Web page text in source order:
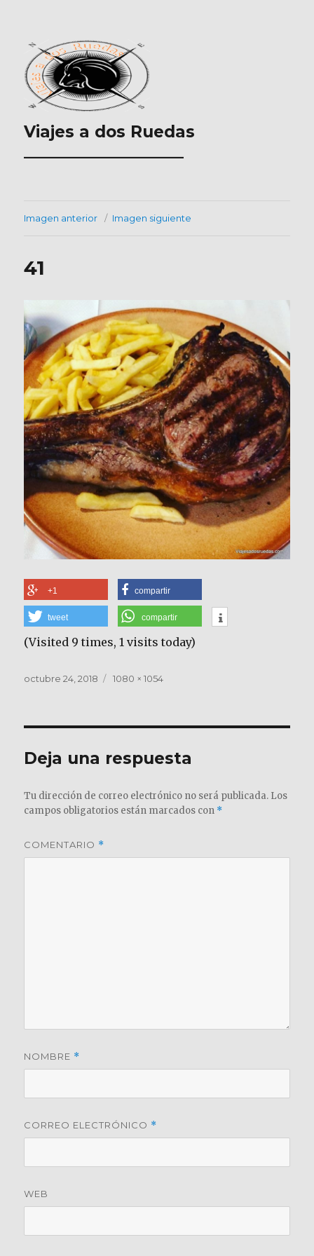
Viajes a dos Ruedas
___________________
Imagen anterior Imagen siguiente
41
+1 compartir
tweet compartir
(Visited 9 times, 1 visits today)
Publicado
octubre 24, 2018
Tamaño
1080 × 1054
Deja una respuesta
Tu dirección de correo electrónico no será publicada. Los
campos obligatorios están marcados con *
COMENTARIO *
NOMBRE *
CORREO ELECTRÓNICO *
WEB